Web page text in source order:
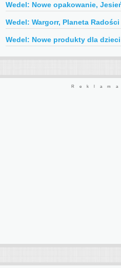
Wedel: Nowe opakowanie,
Wedel: Wargorr, Planeta Radości
Wedel: Nowe produkty dla dzieci
Reklama